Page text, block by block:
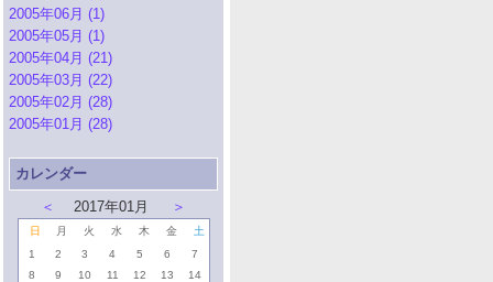
2005年06月 (1)
2005年05月 (1)
2005年04月 (21)
2005年03月 (22)
2005年02月 (28)
2005年01月 (28)
カレンダー
＜
2017年01月 ＞
日 月 火 水 木 金
土
1
2 3 4 5 6
7
8
9 10 11 12 13
14